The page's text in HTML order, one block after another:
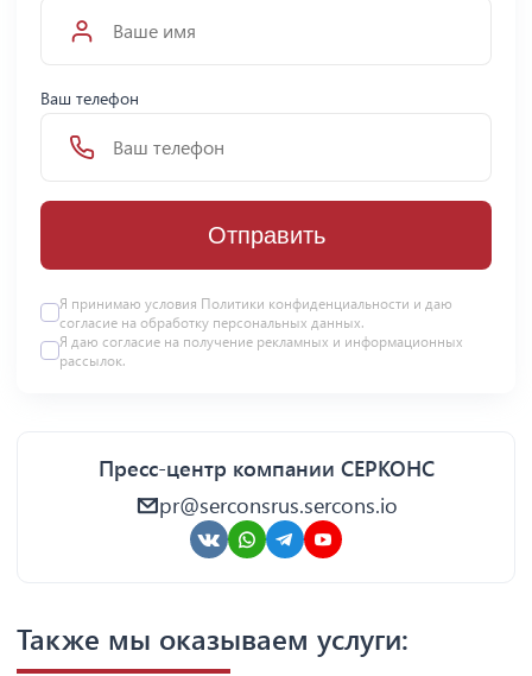
Ваш телефон
Отправить
Я принимаю условия Политики конфиденциальности и даю
согласие на обработку персональных данных.
Я даю согласие на получение рекламных и информационных
рассылок.
Пресс-центр компании СЕРКОНС
pr@serconsrus.sercons.io
Также мы оказываем услуги: